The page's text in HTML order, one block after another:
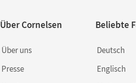
Über Cornelsen
Über uns
Presse
Beliebte
Deutsch
Englisch